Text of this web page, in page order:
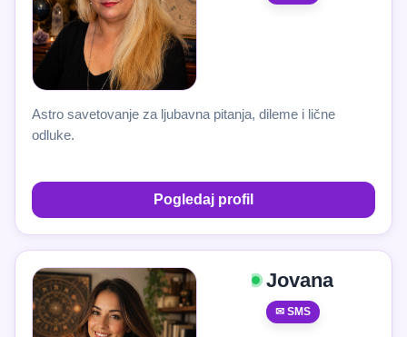
Astro savetovanje za ljubavna pitanja, dileme i lične
odluke.
Pogledaj profil
Jovana
✉ SMS